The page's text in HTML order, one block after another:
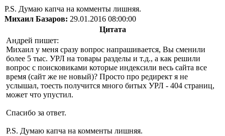
P.S. Думаю капча на комменты лишняя.
Михаил Базаров: 29.01.2016 08:00:00
Цитата
Андрей пишет:
Михаил у меня сразу вопрос напрашивается, Вы сменили
более 5 тыс. УРЛ на товары разделы и т.д., а как решили
вопрос с поисковиками которые индексили весь сайта все
время (сайт же не новый)? Просто про редирект я не
услышал, тоесть получится много битых УРЛ - 404 страниц,
может что упустил.
Спасибо за ответ.
P.S. Думаю капча на комменты лишняя.